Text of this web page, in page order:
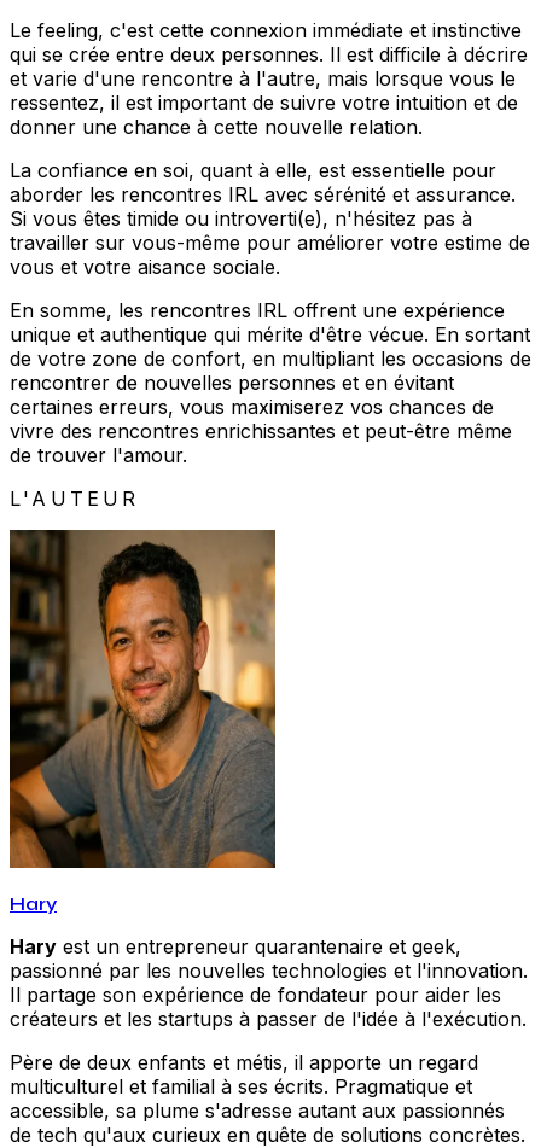
Le feeling, c'est cette connexion immédiate et instinctive
qui se crée entre deux personnes. Il est difficile à décrire
et varie d'une rencontre à l'autre, mais lorsque vous le
ressentez, il est important de suivre votre intuition et de
donner une chance à cette nouvelle relation.
La confiance en soi, quant à elle, est essentielle pour
aborder les rencontres IRL avec sérénité et assurance.
Si vous êtes timide ou introverti(e), n'hésitez pas à
travailler sur vous-même pour améliorer votre estime de
vous et votre aisance sociale.
En somme, les rencontres IRL offrent une expérience
unique et authentique qui mérite d'être vécue. En sortant
de votre zone de confort, en multipliant les occasions de
rencontrer de nouvelles personnes et en évitant
certaines erreurs, vous maximiserez vos chances de
vivre des rencontres enrichissantes et peut-être même
de trouver l'amour.
L'AUTEUR
Hary
Hary est un entrepreneur quarantenaire et geek,
passionné par les nouvelles technologies et l'innovation.
Il partage son expérience de fondateur pour aider les
créateurs et les startups à passer de l'idée à l'exécution.
Père de deux enfants et métis, il apporte un regard
multiculturel et familial à ses écrits. Pragmatique et
accessible, sa plume s'adresse autant aux passionnés
de tech qu'aux curieux en quête de solutions concrètes.